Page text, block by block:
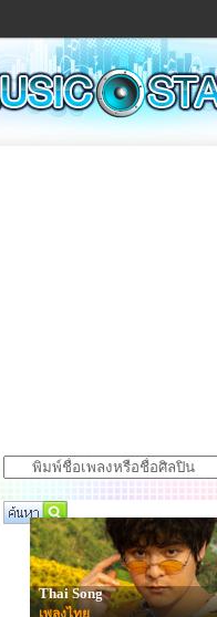
ข่าวด่วน
ละคร
Thai Song